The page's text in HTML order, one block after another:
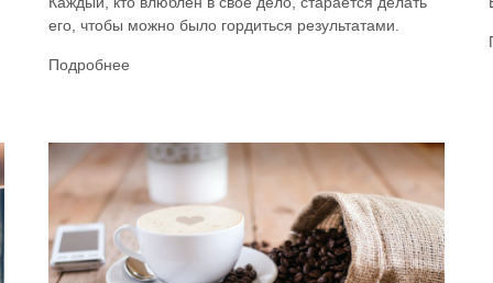
его, чтобы можно было гордиться результатами.
Подробнее